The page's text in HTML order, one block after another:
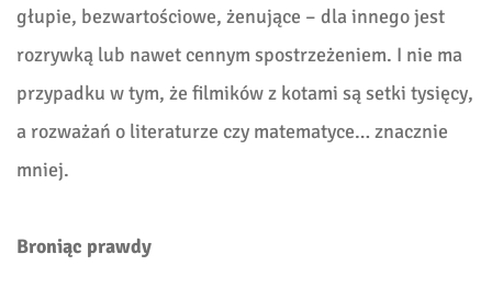
głupie, bezwartościowe, żenujące – dla innego jest
rozrywką lub nawet cennym spostrzeżeniem. I nie ma
przypadku w tym, że filmików z kotami są setki tysięcy,
a rozważań o literaturze czy matematyce… znacznie
mniej.
Broniąc prawdy